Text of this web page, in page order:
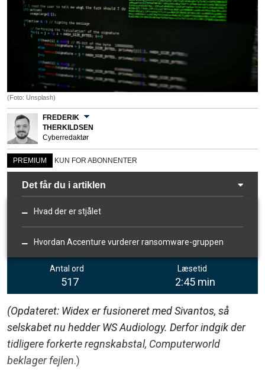
(Foto: Unsplash)
FREDERIK
THERKILDSEN
Cyberredaktør
PREMIUM KUN FOR ABONNENTER
Det får du i artiklen
Hvad der er stjålet
Hvordan Accenture vurderer ransomware-gruppen
Antal ord
517
Læsetid
2:45 min
(Opdateret: Widex er fusioneret med Sivantos, så
selskabet nu hedder WS Audiology. Derfor indgik der
tidligere forkerte regnskabstal, Computerworld
beklager fejlen.)